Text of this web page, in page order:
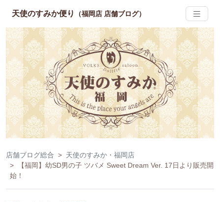
天使のすみか便り （福岡店 店舗ブログ）
店舗ブログ総合
天使のすみか・福岡店
【福岡】幼SD男の子 ツバメ Sweet Dream Ver. 17日より販売開
始！